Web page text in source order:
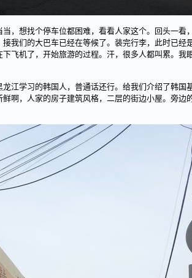
想找个停车位都困难，看看人家这个。回头一看
我们的大巴车已经在等候了。装完行李，此时已经
飞机了，开始旅游的过程。汗，很多人都叫累。我
学习的韩国人，普通话还行。给我们介绍了韩国
啊，人家的房子建筑风格，二层的街边小屋。旁边